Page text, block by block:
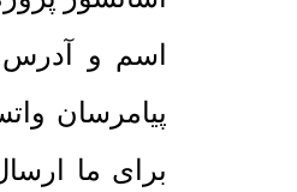
اسم و
پیامرسان
برای ما